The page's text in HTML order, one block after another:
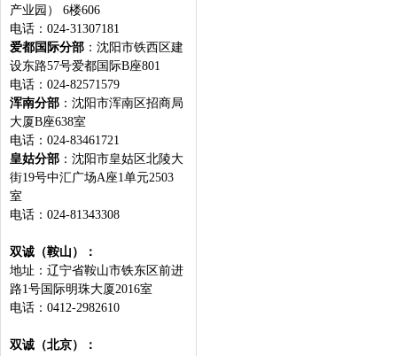
产业园） 6楼606
电话：024-31307181
爱都国际分部 ：沈阳市铁西区建
设东路57号爱都国际B座801
电话：024-82571579
浑南分部 ：沈阳市浑南区招商局
大厦B座638室
电话：024-83461721
皇姑分部 ：沈阳市皇姑区北陵大
街19号中汇广场A座1单元2503
室
电话：024-81343308
双诚（鞍山）：
地址：辽宁省鞍山市铁东区前进
路1号国际明珠大厦2016室
电话：0412-2982610
双诚（北京）：